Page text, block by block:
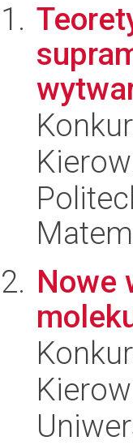
Nowe